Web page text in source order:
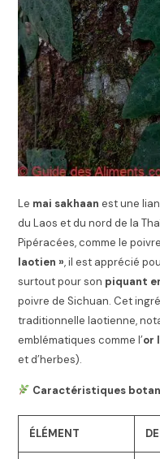
Le mai sakhaan est une
du Laos et du nord de la
Pipéracées, comme le
laotien », il est apprécié
surtout pour son piquant
poivre de Sichuan. Cet
traditionnelle laotienne,
emblématiques comme l’or
et d’herbes).
Caractéristiques
ÉLÉMENT